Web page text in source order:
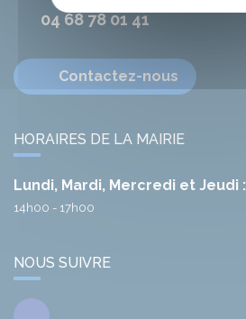
04 68 78 01 41
Contactez-nous
HORAIRES DE LA MAIRIE
Lundi, Mardi, Mercredi et Jeudi :
14h00 - 17h00
NOUS SUIVRE